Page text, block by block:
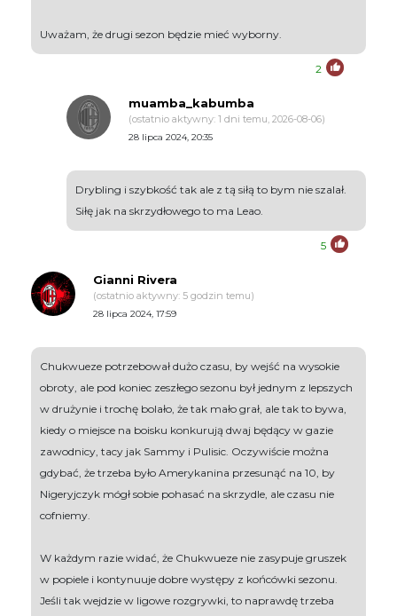
Uważam, że drugi sezon będzie mieć wyborny.
2
muamba_kabumba
(ostatnio aktywny: 1 dni temu, 2026-08-06)
28 lipca 2024, 20:35
Drybling i szybkość tak ale z tą siłą to bym nie szalał.
Siłę jak na skrzydłowego to ma Leao.
5
Gianni Rivera
(ostatnio aktywny: 5 godzin temu)
28 lipca 2024, 17:59
Chukwueze potrzebował dużo czasu, by wejść na wysokie
obroty, ale pod koniec zeszłego sezonu był jednym z lepszych
w drużynie i trochę bolało, że tak mało grał, ale tak to bywa,
kiedy o miejsce na boisku konkurują dwaj będący w gazie
zawodnicy, tacy jak Sammy i Pulisic. Oczywiście można
gdybać, że trzeba było Amerykanina przesunąć na 10, by
Nigeryjczyk mógł sobie pohasać na skrzydle, ale czasu nie
cofniemy.
W każdym razie widać, że Chukwueze nie zasypuje gruszek
w popiele i kontynuuje dobre występy z końcówki sezonu.
Jeśli tak wejdzie w ligowe rozgrywki, to naprawdę trzeba